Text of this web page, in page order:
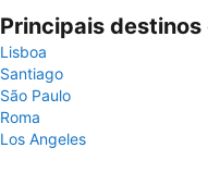
Principais destinos
Lisboa
Santiago
São Paulo
Roma
Los Angeles